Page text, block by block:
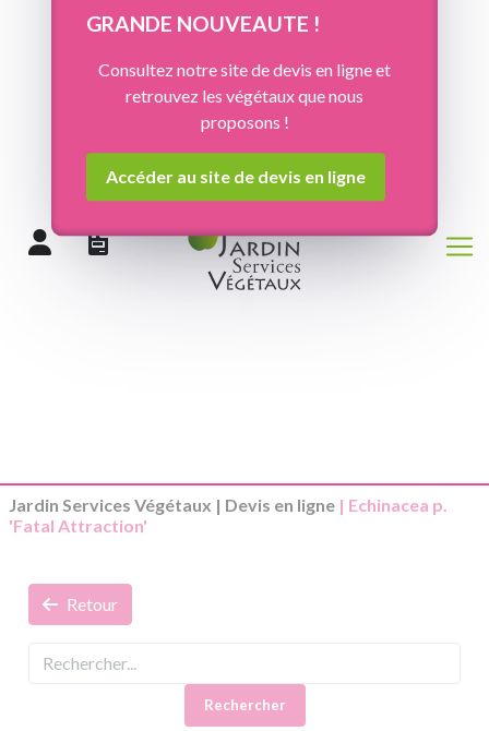
GRANDE NOUVEAUTE !
Consultez notre site de devis en ligne et
retrouvez les végétaux que nous
proposons !
Accéder au site de devis en ligne
Jardin Services Végétaux | Devis en ligne | Echinacea p.
'Fatal Attraction'
Retour
Rechercher
Panneau de gestion des cookies